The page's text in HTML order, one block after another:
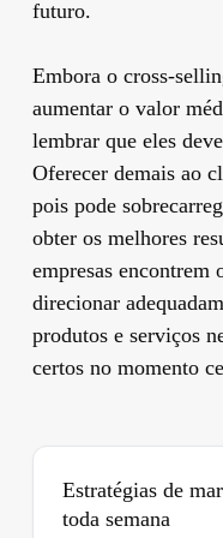
futuro.
Embora o cross-
aumentar o valor
lembrar que eles
Oferecer demais ao
pois pode
obter os melhores
empresas
direcionar
produtos e serviços
certos no momento
Estratégias de
toda semana